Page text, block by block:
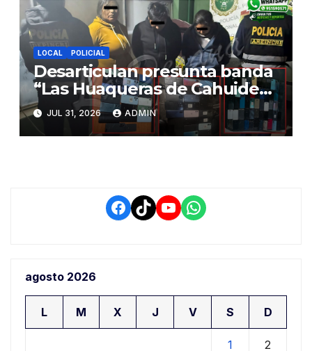
LOCAL POLICIAL
Desarticulan presunta banda
“Las Huaqueras de Cahuide”
y decomisan 96 celulares en
operativo policial en Juliaca
JUL 31, 2026 ADMIN
Facebook
TikTokYouTube
WhatsApp
agosto 2026
L M X J V S D
1 2